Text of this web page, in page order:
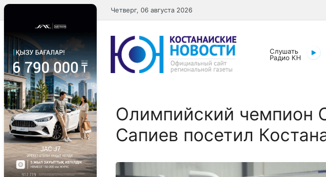
Перейти
к
содержимому
Четверг, 06 августа 2026
Слушать
Радио КН
Олимпийский чемпион
Сапиев посетил